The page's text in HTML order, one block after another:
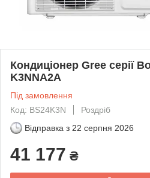
Кондиціонер Gree серії
K3NNA2A
Під замовлення
Код: BS24K3N
Роздріб
Відправка з 22 серпня 2026
41 177 ₴